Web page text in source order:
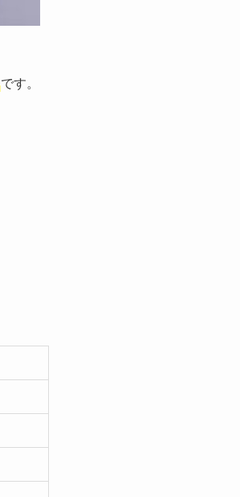
です。